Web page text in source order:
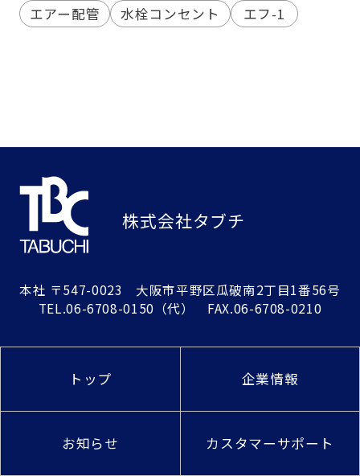
エアー配管 水栓コンセント エフ-1
株式会社タブチ
本社 〒547-0023 大阪市平野区瓜破南2丁目1番56号
TEL.06-6708-0150 （代） FAX.06-6708-0210
トップ 企業情報
お知らせ カスタマーサポート